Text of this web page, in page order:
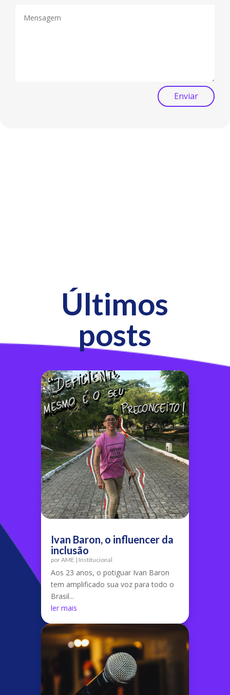
Enviar
Últimos
posts
Ivan Baron, o influencer da
inclusão
porAME | Institucional
Aos 23 anos, o potiguar Ivan Baron
tem amplificado sua voz para todo o
Brasil...
ler mais